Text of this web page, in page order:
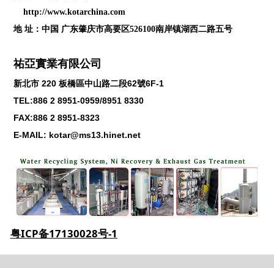
http://www.kotarchina.com
地 址：中国 广东肇庆市高要区526100南岸镇湖西二路五号
祐亞實業有限公司
新北市220 板橋區中山路二段62號6F-1
TEL:886 2 8951-0959/8951 8330
FAX:886 2 8951-8323
E-MAIL: kotar@ms13.hinet.net
粤ICP备17130028号-1